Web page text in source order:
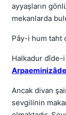
ayyaşların
mekanlarda
Pây-i hum taht
Halkadur dîde-
Ancak divan
sevgilinin